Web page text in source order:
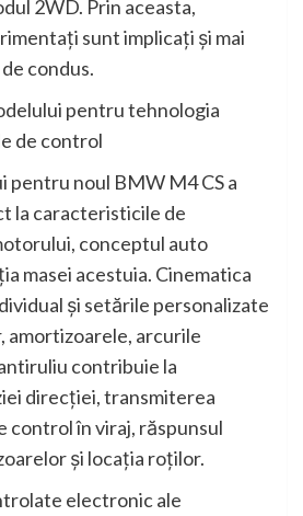
2WD. Prin aceasta,
sunt implicaţi şi mai
condus.
pentru tehnologia
de control
pentru noul BMW M4 CS a
la caracteristicile de
conceptul auto
masei acestuia. Cinematica
şi setările personalizate
amortizoarele, arcurile
contribuie la
direcţiei, transmiterea
în viraj, răspunsul
şi locaţia roţilor.
electronic ale